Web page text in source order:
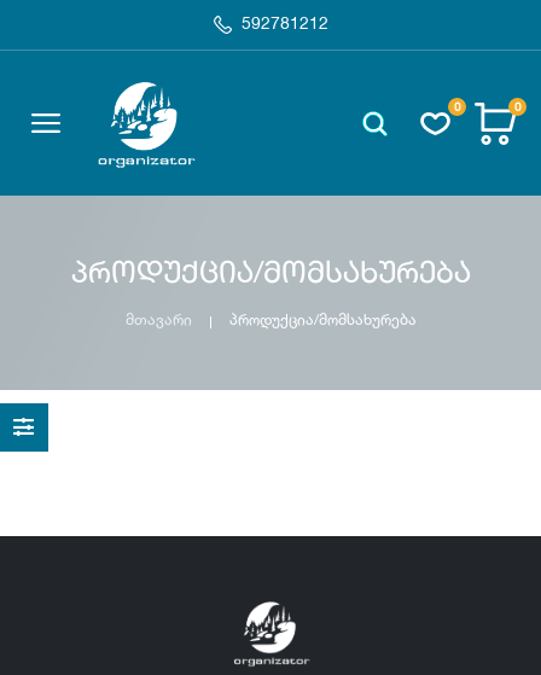
592781212
0 0
პროდუქცია/მომსახურება
მთავარი პროდუქცია/მომსახურება